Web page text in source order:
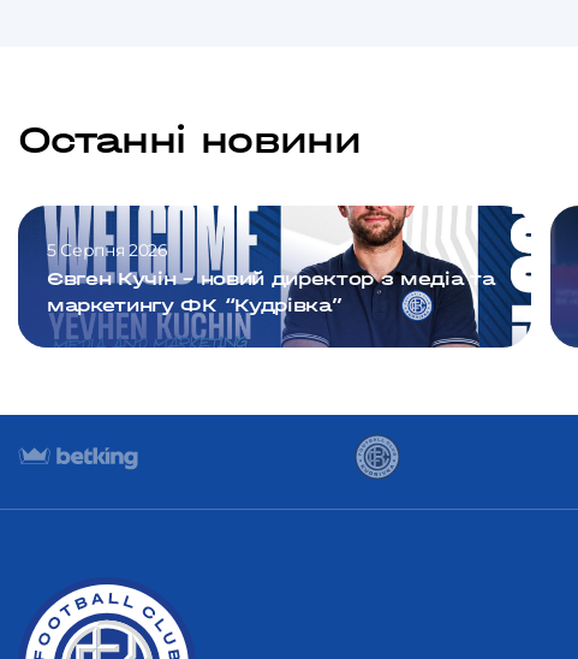
Останні новини
5 Серпня 2026
Євген Кучін – новий директор з медіа та
маркетингу ФК “Кудрівка”